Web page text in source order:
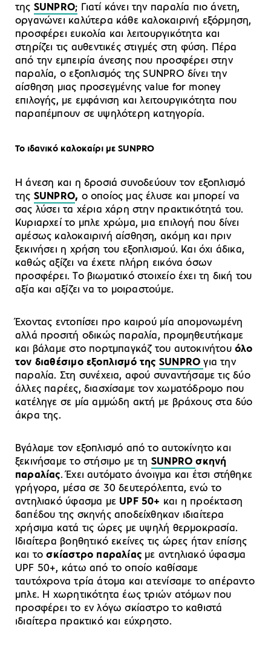
της SUNPRO; Γιατί κάνει την παραλία πιο άνετη,
οργανώνει καλύτερα κάθε καλοκαιρινή εξόρμηση,
προσφέρει ευκολία και λειτουργικότητα και
στηρίζει τις αυθεντικές στιγμές στη φύση. Πέρα
από την εμπειρία άνεσης που προσφέρει στην
παραλία, ο εξοπλισμός της SUNPRO δίνει την
αίσθηση μιας προσεγμένης value for money
επιλογής, με εμφάνιση και λειτουργικότητα που
παραπέμπουν σε υψηλότερη κατηγορία.
Το ιδανικό καλοκαίρι με SUNPRO
Η άνεση και η δροσιά συνοδεύουν τον εξοπλισμό
της SUNPRO, ο οποίος μας έλυσε και μπορεί να
σας λύσει τα χέρια χάρη στην πρακτικότητά του.
Κυριαρχεί το μπλε χρώμα, μια επιλογή που δίνει
αμέσως καλοκαιρινή αίσθηση, ακόμη και πριν
ξεκινήσει η χρήση του εξοπλισμού. Και όχι άδικα,
καθώς αξίζει να έχετε πλήρη εικόνα όσων
προσφέρει. Το βιωματικό στοιχείο έχει τη δική του
αξία και αξίζει να το μοιραστούμε.
Έχοντας εντοπίσει προ καιρού μία απομονωμένη
αλλά προσιτή οδικώς παραλία, προμηθευτήκαμε
και βάλαμε στο πορτμπαγκάζ του αυτοκινήτουόλο
τον διαθέσιμο εξοπλισμό της SUNPRO για την
παραλία. Στη συνέχεια, αφού συναντήσαμε τις δύο
άλλες παρέες, διασχίσαμε τον χωματόδρομο που
κατέληγε σε μία αμμώδη ακτή με βράχους στα δύο
άκρα της.
Βγάλαμε τον εξοπλισμό από το αυτοκίνητο και
ξεκινήσαμε το στήσιμο με τη SUNPROσκηνή
παραλίας. Έχει αυτόματο άνοιγμα και έτσι στήθηκε
γρήγορα, μέσα σε 30 δευτερόλεπτα, ενώ το
αντηλιακό ύφασμα με UPF 50+ και η προέκταση
δαπέδου της σκηνής αποδείχθηκαν ιδιαίτερα
χρήσιμα κατά τις ώρες με υψηλή θερμοκρασία.
Ιδιαίτερα βοηθητικό εκείνες τις ώρες ήταν επίσης
και τοσκίαστρο παραλίας με αντηλιακό ύφασμα
UPF 50+, κάτω από το οποίο καθίσαμε
ταυτόχρονα τρία άτομα και ατενίσαμε το απέραντο
μπλε. Η χωρητικότητα έως τριών ατόμων που
προσφέρει το εν λόγω σκίαστρο το καθιστά
ιδιαίτερα πρακτικό και εύχρηστο.